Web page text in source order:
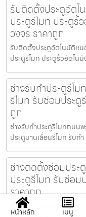
รับติดตั้งประตูอัต
ประตูรีโมท ประตูรั้
วงจร ราคาถูก
รับติดตั้งประตูอัตโนมัติหน
ประตูรีโมท ประตูรั้วอัตโน
ช่างรับทำประตูรีโ
รีโมท รับซ่อมประตู
ถูก
ช่างรับทำประตูรีโมทถนน
ประตูบานเลื่อนรีโมท รับท
ช่างติดตั้งซ่อมปร
ประตูรีโมท รับซ่อม
ราคาถูก
ช่างติดตั้งซ่อมประตูรีโม
หน้าหลัก เมนู